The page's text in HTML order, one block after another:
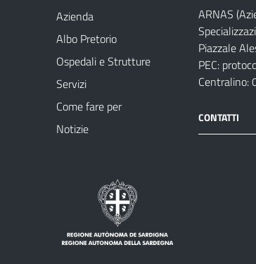
Azienda
Albo Pretorio
Ospedali e Strutture
Servizi
Come fare per
Notizie
ARNAS
Piazzale
PEC:
Centralino:
CONTATTI